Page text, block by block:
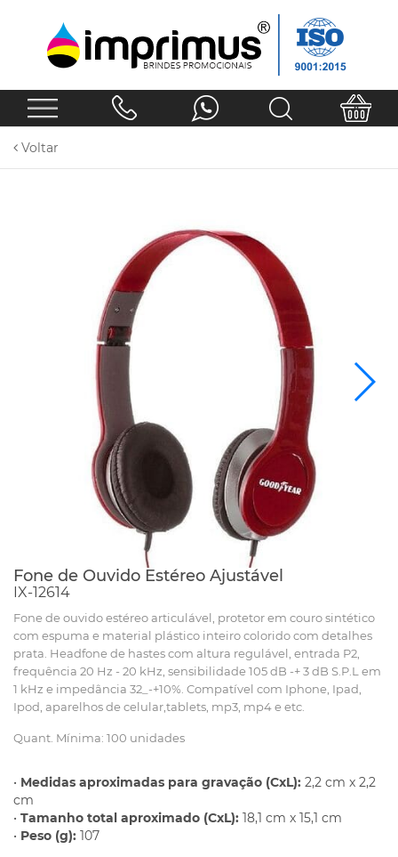
Voltar
Fone de Ouvido Estéreo Ajustável
IX-12614
Fone de ouvido estéreo articulável, protetor em couro sintético
com espuma e material plástico inteiro colorido com detalhes
prata. Headfone de hastes com altura regulável, entrada P2,
frequência 20 Hz - 20 kHz, sensibilidade 105 dB -+ 3 dB S.P.L em
1 kHz e impedância 32_-+10%. Compatível com Iphone, Ipad,
Ipod, aparelhos de celular,tablets, mp3, mp4 e etc.
Quant. Mínima: 100 unidades
• Medidas aproximadas para gravação (CxL): 2,2 cm x 2,2
cm
• Tamanho total aproximado (CxL): 18,1 cm x 15,1 cm
• Peso (g): 107